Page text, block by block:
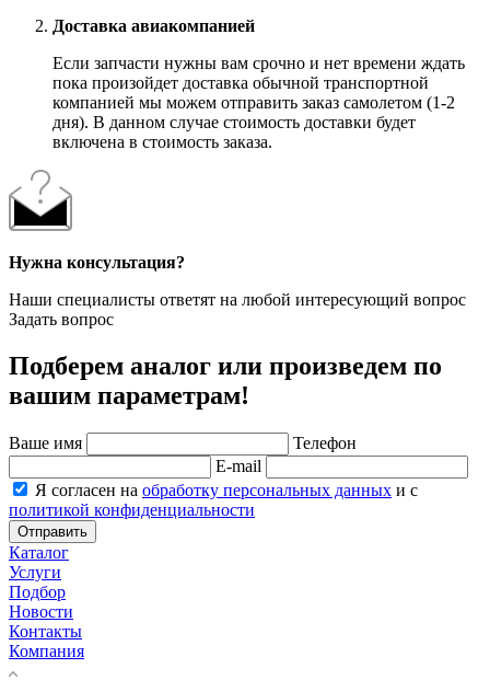
Доставка авиакомпанией
Если запчасти нужны вам срочно и нет времени ждать
пока произойдет доставка обычной транспортной
компанией мы можем отправить заказ самолетом (1-2
дня). В данном случае стоимость доставки будет
включена в стоимость заказа.
Нужна консультация?
Наши специалисты ответят на любой интересующий вопрос
Задать вопрос
Подберем аналог или произведем по
вашим параметрам!
Ваше имя
Телефон
E-mail
Я согласен на обработку персональных данных и с
политикой конфиденциальности
Отправить
Каталог
Услуги
Подбор
Новости
Контакты
Компания